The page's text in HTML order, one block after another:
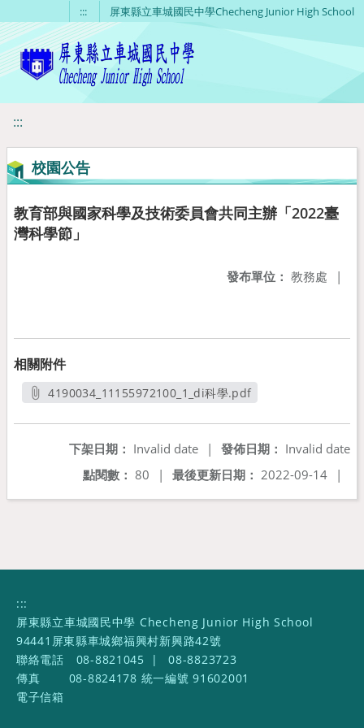
移至網頁之主要內容區位置
::: 屏東縣立車城國民中學Checheng Junior High School
:::
校園公告
教育部與國家科學及技術委員會共同主辦「2022臺
灣科學節」
發布單位： 教務處 |
相關附件
4190034_11155972100_1_di科學.pdf
發佈日期： Invalid date
下架日期： Invalid date
|
最後更新日期： 2022-09-14 |
點閱數： 80 |
:::
屏東縣立車城國民中學 Checheng Junior High School
94441屏東縣車城鄉福興村新興路42號
聯絡電話
08-8821045 |
08-8823723
傳真
08-8824178 統一編號 91602001
電子信箱